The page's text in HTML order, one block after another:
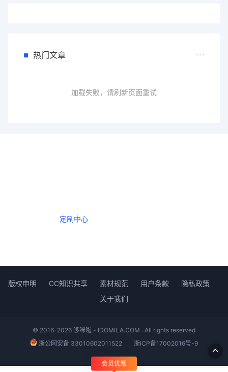
热门文章
加载失败，请刷新页面重试
定制中心
版权申明 CC知识共享 素材规范 用户条款
隐私政策
关于我们
© 2016-2026 哆咪啦 - IDOMILA.COM . All rights reserved
浙公网安备 33010602011522
浙ICP备17002016号-9
会员优惠